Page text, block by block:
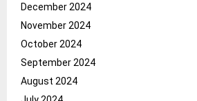
December 2024
November 2024
October 2024
September 2024
August 2024